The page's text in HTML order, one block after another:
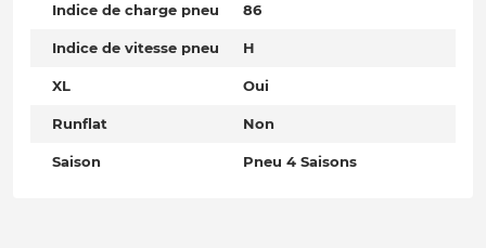
Indice de charge pneu 86
Indice de vitesse pneu H
XL Oui
Runflat Non
Saison Pneu 4 Saisons